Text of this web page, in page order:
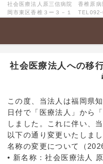
社会医療法人原三信病院 香椎原
岡市東区香椎３ー３－１
社会医療法人への移
この度、当法人は福岡県
日付で「医療法人」から
しました。これに伴い、
以下の通り変更いたしま
名称の変更について（
• 新名称：社会医療法人